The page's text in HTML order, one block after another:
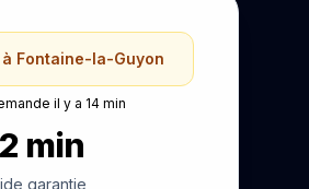
Fontaine-la-Guyon
il y a 14 min
min
garantie